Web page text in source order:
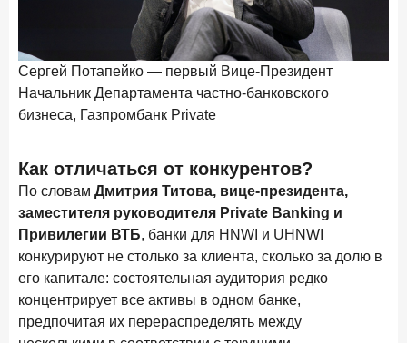
Сергей Потапейко — первый Вице-Президент
Начальник Департамента частно-банковского
бизнеса, Газпромбанк Private
Как отличаться от конкурентов?
По словам Дмитрия Титова, вице-президента,
заместителя руководителя Private Banking и
Привилегии ВТБ, банки для HNWI и UHNWI
конкурируют не столько за клиента, сколько за долю в
его капитале: состоятельная аудитория редко
концентрирует все активы в одном банке,
предпочитая их перераспределять между